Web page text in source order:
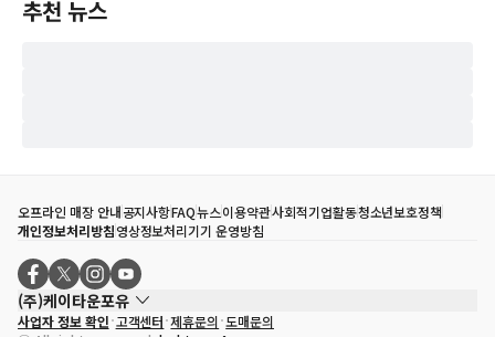
추천 뉴스
오프라인 매장 안내공지사항FAQ뉴스이용약관사회적기업활동청소년보호정책
개인정보처리방침영상정보처리기기 운영방침
(주)케이타운포유
대표자 송효민
사업자 정보 확인 고객센터 제휴문의 도매문의